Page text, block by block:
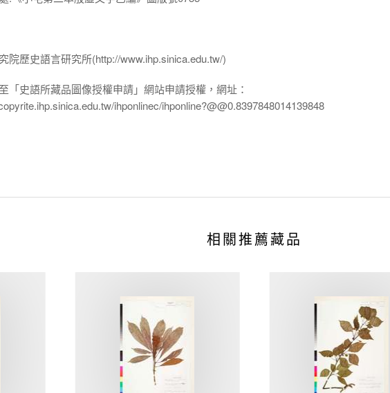
院歷史語言研究所(http://www.ihp.sinica.edu.tw/)
「史語所藏品圖像授權申請」網站申請授權，網址：
ihponlinec/ihponline?@@0.8397848014139848
相關推薦藏品